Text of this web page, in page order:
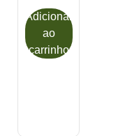
Adicionar
ao
carrinho